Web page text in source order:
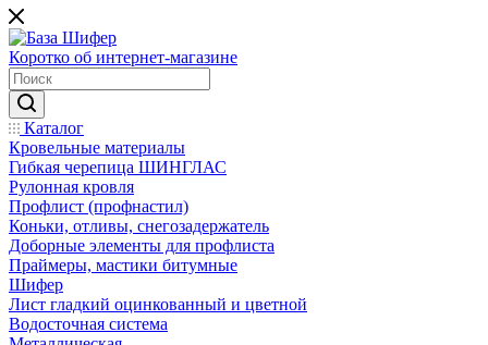
Коротко об интернет-магазине
Каталог
Кровельные материалы
Гибкая черепица ШИНГЛАС
Рулонная кровля
Профлист (профнастил)
Коньки, отливы, снегозадержатель
Доборные элементы для профлиста
Праймеры, мастики битумные
Шифер
Лист гладкий оцинкованный и цветной
Водосточная система